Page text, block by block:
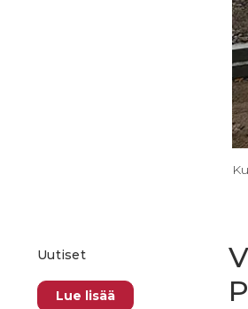
Uutiset
Lue lisää